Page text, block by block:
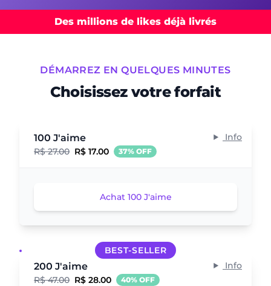
Des millions de likes déjà livrés
DÉMARREZ EN QUELQUES MINUTES
Choisissez votre forfait
100 J'aime
R$ 27.00 R$ 17.00 37% OFF
Info
Achat 100 J'aime
BEST-SELLER
200 J'aime
R$ 47.00 R$ 28.00 40% OFF
Info